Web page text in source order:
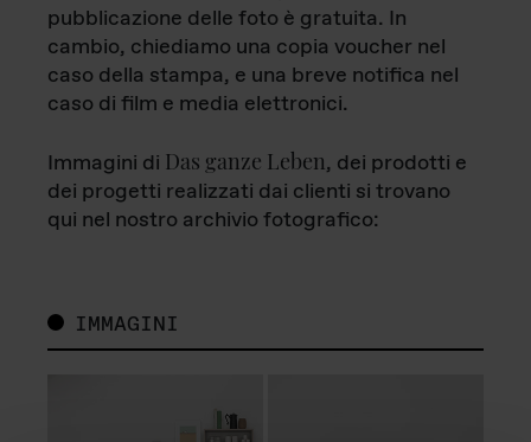
pubblicazione delle foto è gratuita. In
cambio, chiediamo una copia voucher nel
caso della stampa, e una breve notifica nel
caso di film e media elettronici.
Immagini di Das ganze Leben, dei prodotti e
dei progetti realizzati dai clienti si trovano
qui nel nostro archivio fotografico:
IMMAGINI